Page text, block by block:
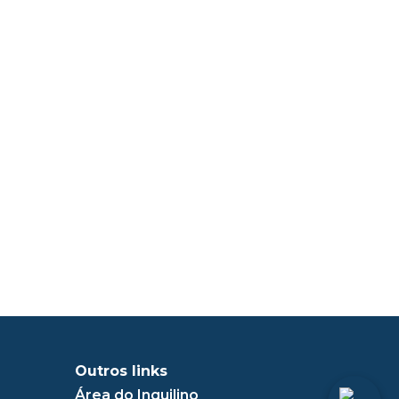
Outros links
Área do Inquilino